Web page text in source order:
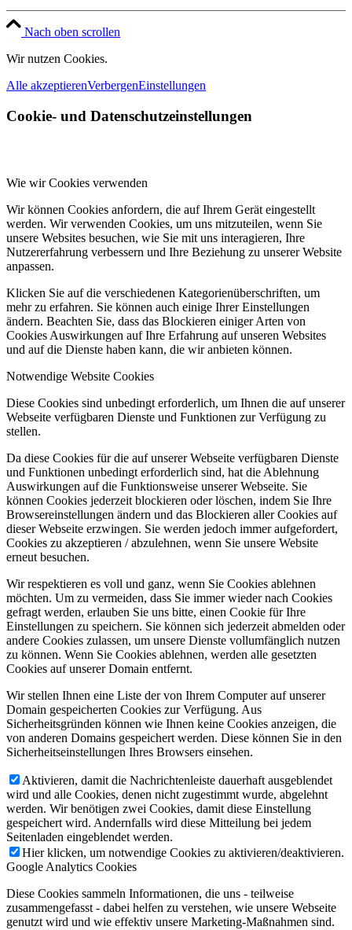
Nach oben scrollen
Wir nutzen Cookies.
Alle akzeptierenVerbergenEinstellungen
Cookie- und Datenschutzeinstellungen
Wie wir Cookies verwenden
Wir können Cookies anfordern, die auf Ihrem Gerät eingestellt
werden. Wir verwenden Cookies, um uns mitzuteilen, wenn Sie
unsere Websites besuchen, wie Sie mit uns interagieren, Ihre
Nutzererfahrung verbessern und Ihre Beziehung zu unserer Website
anpassen.
Klicken Sie auf die verschiedenen Kategorienüberschriften, um
mehr zu erfahren. Sie können auch einige Ihrer Einstellungen
ändern. Beachten Sie, dass das Blockieren einiger Arten von
Cookies Auswirkungen auf Ihre Erfahrung auf unseren Websites
und auf die Dienste haben kann, die wir anbieten können.
Notwendige Website Cookies
Diese Cookies sind unbedingt erforderlich, um Ihnen die auf unserer
Webseite verfügbaren Dienste und Funktionen zur Verfügung zu
stellen.
Da diese Cookies für die auf unserer Webseite verfügbaren Dienste
und Funktionen unbedingt erforderlich sind, hat die Ablehnung
Auswirkungen auf die Funktionsweise unserer Webseite. Sie
können Cookies jederzeit blockieren oder löschen, indem Sie Ihre
Browsereinstellungen ändern und das Blockieren aller Cookies auf
dieser Webseite erzwingen. Sie werden jedoch immer aufgefordert,
Cookies zu akzeptieren / abzulehnen, wenn Sie unsere Website
erneut besuchen.
Wir respektieren es voll und ganz, wenn Sie Cookies ablehnen
möchten. Um zu vermeiden, dass Sie immer wieder nach Cookies
gefragt werden, erlauben Sie uns bitte, einen Cookie für Ihre
Einstellungen zu speichern. Sie können sich jederzeit abmelden oder
andere Cookies zulassen, um unsere Dienste vollumfänglich nutzen
zu können. Wenn Sie Cookies ablehnen, werden alle gesetzten
Cookies auf unserer Domain entfernt.
Wir stellen Ihnen eine Liste der von Ihrem Computer auf unserer
Domain gespeicherten Cookies zur Verfügung. Aus
Sicherheitsgründen können wie Ihnen keine Cookies anzeigen, die
von anderen Domains gespeichert werden. Diese können Sie in den
Sicherheitseinstellungen Ihres Browsers einsehen.
Aktivieren, damit die Nachrichtenleiste dauerhaft ausgeblendet
wird und alle Cookies, denen nicht zugestimmt wurde, abgelehnt
werden. Wir benötigen zwei Cookies, damit diese Einstellung
gespeichert wird. Andernfalls wird diese Mitteilung bei jedem
Seitenladen eingeblendet werden.
Hier klicken, um notwendige Cookies zu aktivieren/deaktivieren.
Google Analytics Cookies
Diese Cookies sammeln Informationen, die uns - teilweise
zusammengefasst - dabei helfen zu verstehen, wie unsere Webseite
genutzt wird und wie effektiv unsere Marketing-Maßnahmen sind.